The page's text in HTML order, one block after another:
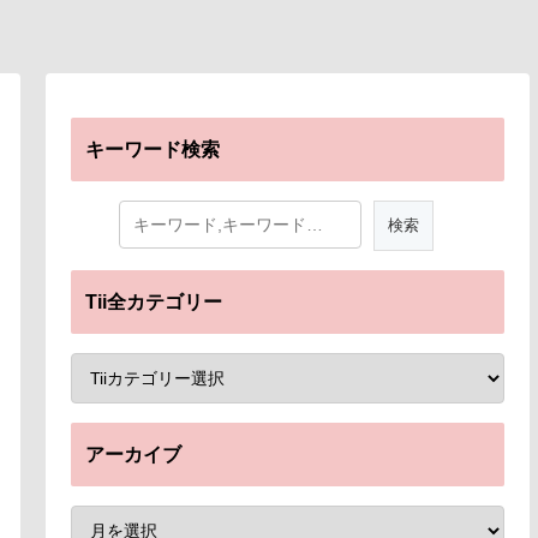
キーワード検索
Tii全カテゴリー
アーカイブ